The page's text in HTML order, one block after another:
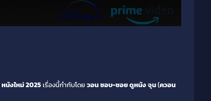
หนังใหม่ 2025เรื่องนี้กำกับโดย วอน ซอบ-ชอยดูหนังจุน(ควอน